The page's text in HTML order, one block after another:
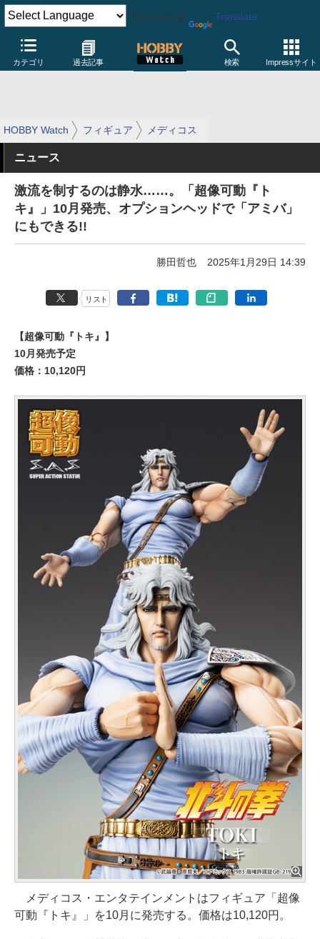
Powered by Translate
カテゴリ 過去記事 検索 Impressサイト
HOBBY Watch フィギュア メディコス
ニュース
激流を制するのは静水……。「超像可動『ト
キ』」10月発売、オプションヘッドで「アミバ」
にもできる!!
勝田哲也 2025年1月29日 14:39
リスト
【超像可動『トキ』】
10月発売予定
価格：10,120円
メディコス・エンタテインメントはフィギュア「超像
可動『トキ』」を10月に発売する。価格は10,120円。